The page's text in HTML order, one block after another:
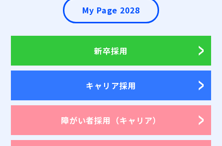
My Page 2028
新卒採用
キャリア採用
障がい者採用 （キャリア）